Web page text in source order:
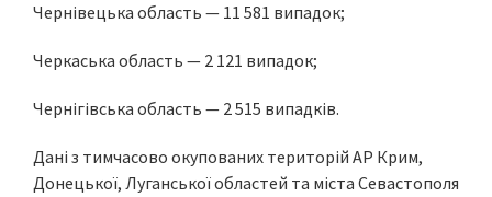
Чернівецька область — 11 581 випадок;
Черкаська область — 2 121 випадок;
Чернігівська область — 2 515 випадків.
Дані з тимчасово окупованих територій АР Крим,
Донецької, Луганської областей та міста Севастополя